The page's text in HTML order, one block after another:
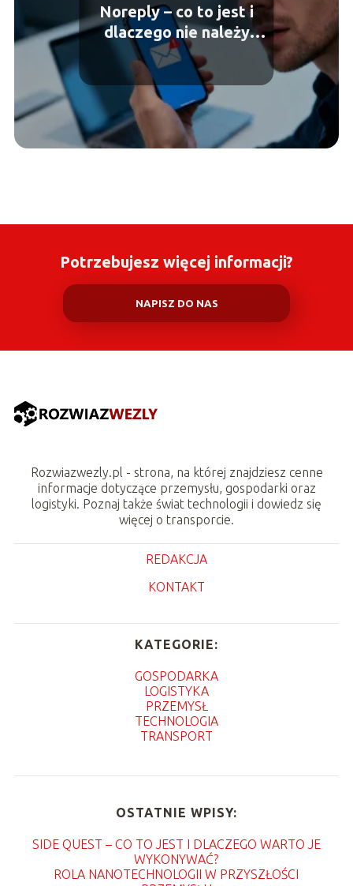
Noreply – co to jest i
dlaczego nie należy
odpowiadać?
Potrzebujesz więcej informacji?
NAPISZ DO NAS
Rozwiazwezly.pl - strona, na której znajdziesz cenne
informacje dotyczące przemysłu, gospodarki oraz
logistyki. Poznaj także świat technologii i dowiedz się
więcej o transporcie.
REDAKCJA
KONTAKT
KATEGORIE:
GOSPODARKA
LOGISTYKA
PRZEMYSŁ
TECHNOLOGIA
TRANSPORT
OSTATNIE WPISY:
SIDE QUEST – CO TO JEST I DLACZEGO WARTO JE
WYKONYWAĆ?
ROLA NANOTECHNOLOGII W PRZYSZŁOŚCI